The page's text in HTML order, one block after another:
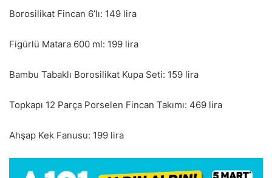
Borosilikat Fincan 6’lı: 149 lira
Figürlü Matara 600 ml: 199 lira
Bambu Tabaklı Borosilikat Kupa Seti: 159 lira
Topkapı 12 Parça Porselen Fincan Takımı: 469 lira
Ahşap Kek Fanusu: 199 lira